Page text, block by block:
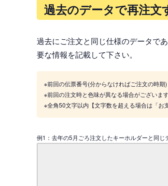
過去のデータで再注文
過去にご注文と同じ仕様のデータで
要な情報を記載して下さい。
※前回の伝票番号(分からなければご注文の時期)
※前回の注文時と色味が異なる場合がございま
※全角50文字以内【文字数を超える場合は「お
例1：去年の5月ごろ注文したキーホルダーと同じ